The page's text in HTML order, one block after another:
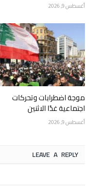
أغسطس 9, 2026
موجة اضطرابات وتحركات
اجتماعية غدًا الاثنين
أغسطس 9, 2026
LEAVE A REPLY